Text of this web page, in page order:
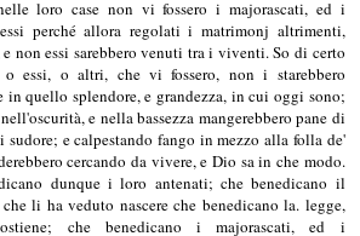
loro case non vi fossero i majorascati, ed i
perché allora regolati i matrimonj altrimenti,
e non essi sarebbero venuti tra i viventi. So di certo
o essi, o altri, che vi fossero, non i starebbero
in quello splendore, e grandezza, in cui oggi sono;
e nella bassezza mangerebbero pane di
sudore; e calpestando fango in mezzo alla folla de'
cercando da vivere, e Dio sa in che modo.
dunque i loro antenati; che benedicano il
li ha veduto nascere che benedicano la. legge,
che benedicano i majorascati, ed i